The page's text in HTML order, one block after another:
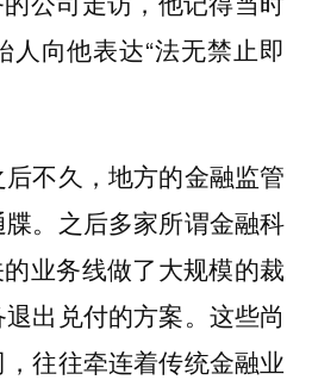
人向他表达“法无禁止即
不久，地方的金融监管
。之后多家所谓金融科
业务线做了大规模的裁
出兑付的方案。这些尚
往往牵连着传统金融业